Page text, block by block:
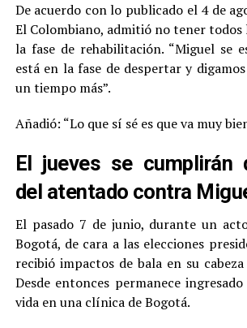
De acuerdo con lo publicado el 4 de
El Colombiano, admitió no tener todos
la fase de rehabilitación. “Miguel se
está en la fase de despertar y
un tiempo más”.
Añadió: “Lo que sí sé es que va muy
El jueves se cumplirán
del atentado contra
El pasado 7 de junio, durante un
Bogotá, de cara a las elecciones
recibió impactos de bala en su
Desde entonces permanece
vida en una clínica de Bogotá.